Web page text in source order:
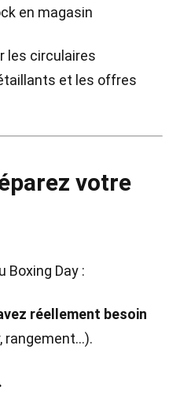
en magasin
les circulaires
et les offres
votre
Boxing Day :
réellement besoin
rangement…).